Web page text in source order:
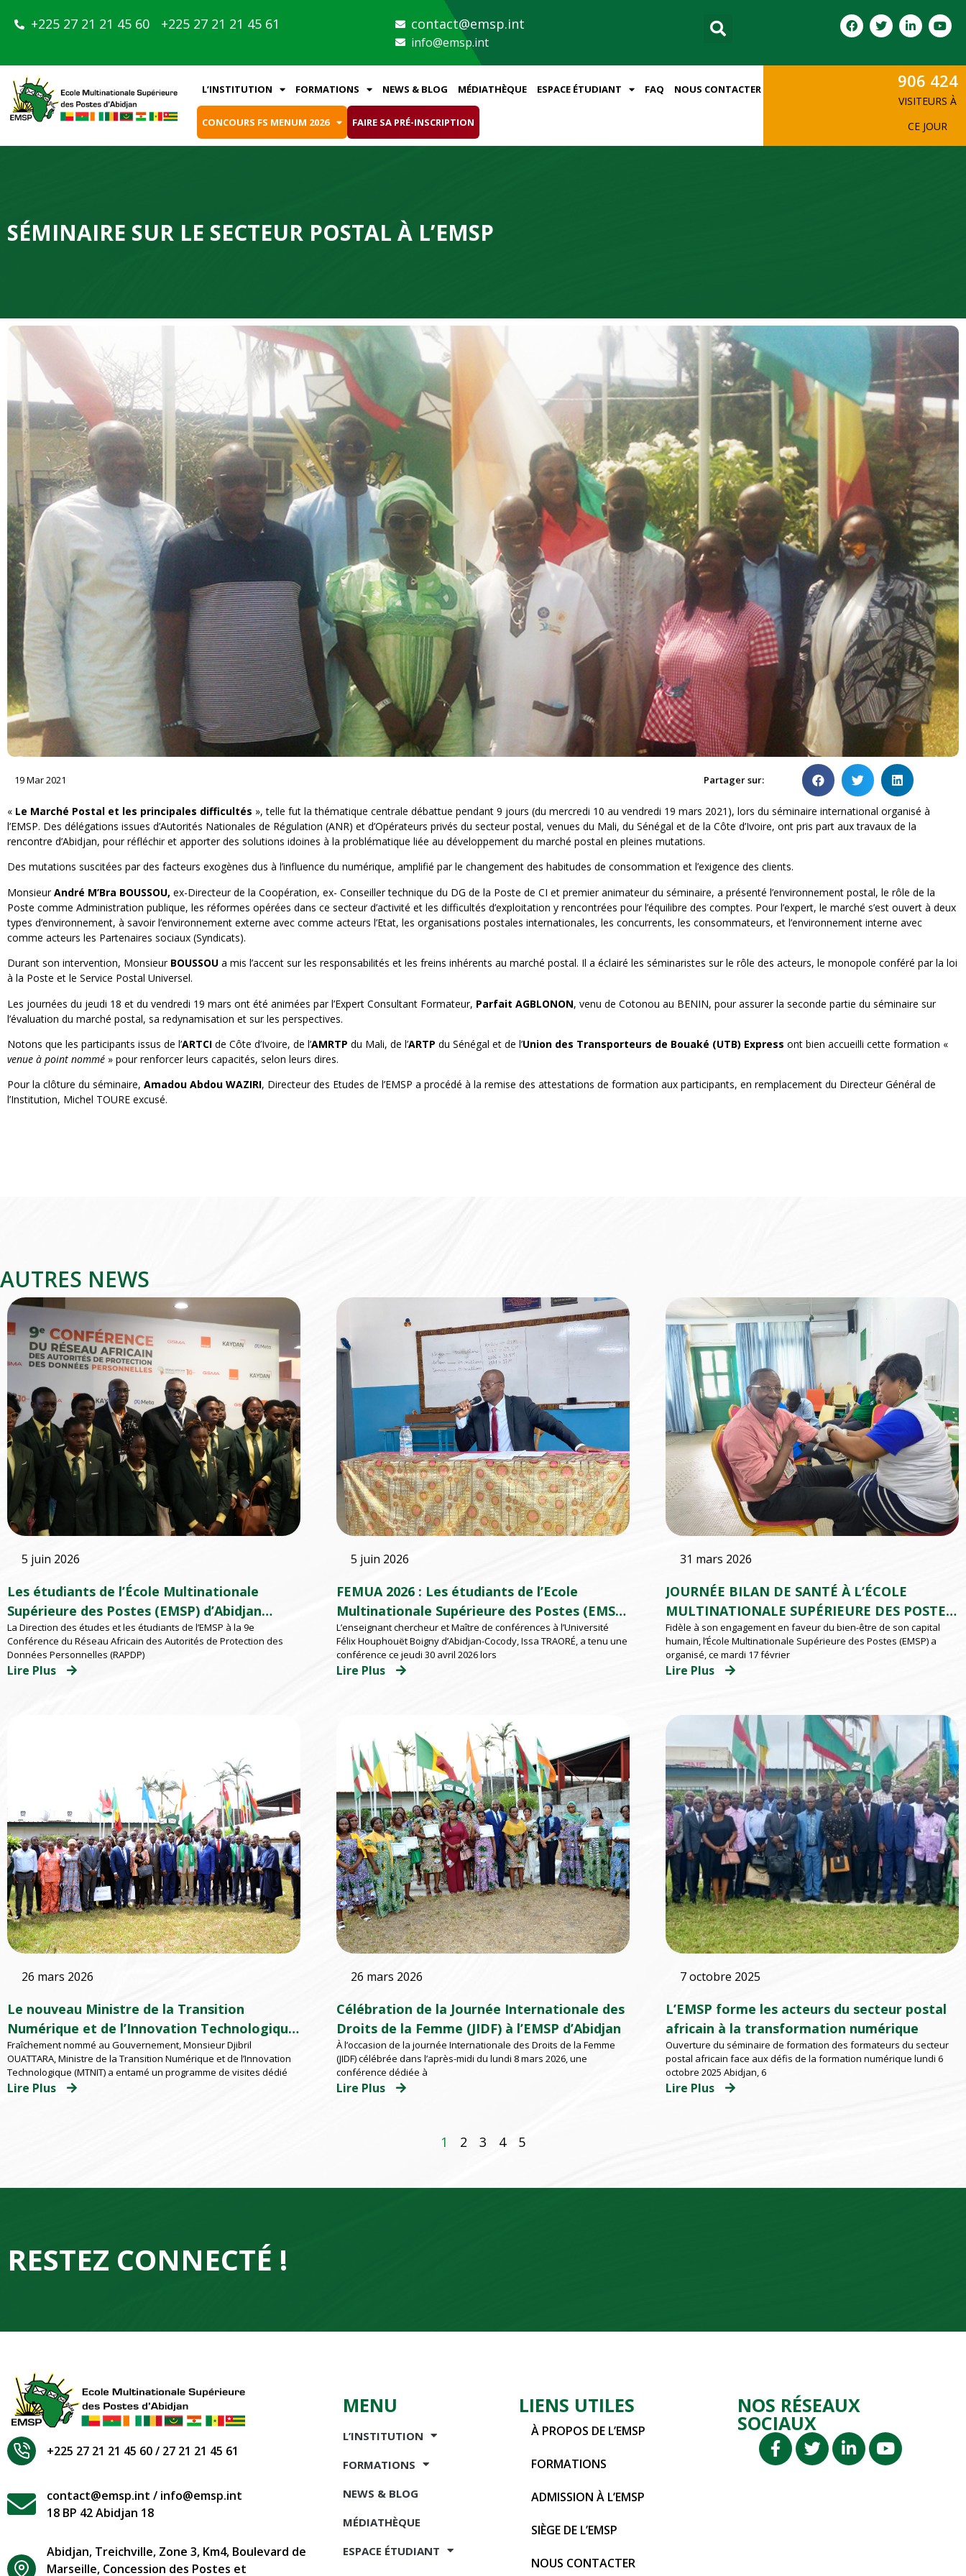
+225 27 21 21 45 60 +225 27 21 21 45 61 contact@emsp.int
info@emsp.int
L’INSTITUTION FORMATIONS NEWS & BLOG MÉDIATHÈQUE ESPACE ÉTUDIANT FAQ NOUS CONTACTER
CONCOURS FS MENUM 2026 FAIRE SA PRÉ-INSCRIPTION
906 424
VISITEURS À
CE JOUR
SÉMINAIRE SUR LE SECTEUR POSTAL À L’EMSP
19 Mar 2021 Partager sur:
« Le Marché Postal et les principales difficultés », telle fut la thématique centrale débattue pendant 9 jours (du mercredi 10 au vendredi 19 mars 2021), lors du séminaire international organisé à
l’EMSP. Des délégations issues d’Autorités Nationales de Régulation (ANR) et d’Opérateurs privés du secteur postal, venues du Mali, du Sénégal et de la Côte d’Ivoire, ont pris part aux travaux de la
rencontre d’Abidjan, pour réfléchir et apporter des solutions idoines à la problématique liée au développement du marché postal en pleines mutations.
Des mutations suscitées par des facteurs exogènes dus à l’influence du numérique, amplifié par le changement des habitudes de consommation et l’exigence des clients.
MonsieurAndré M’Bra BOUSSOU, ex-Directeur de la Coopération, ex- Conseiller technique du DG de la Poste de CI et premier animateur du séminaire, a présenté l’environnement postal, le rôle de la
Poste comme Administration publique, les réformes opérées dans ce secteur d’activité et les difficultés d’exploitation y rencontrées pour l’équilibre des comptes. Pour l’expert, le marché s’est ouvert à deux
types d’environnement, à savoir l’environnement externe avec comme acteurs l’Etat, les organisations postales internationales, les concurrents, les consommateurs, et l’environnement interne avec
comme acteurs les Partenaires sociaux (Syndicats).
Durant son intervention, Monsieur BOUSSOU a mis l’accent sur les responsabilités et les freins inhérents au marché postal. Il a éclairé les séminaristes sur le rôle des acteurs, le monopole conféré par la loi
à la Poste et le Service Postal Universel.
Les journées du jeudi 18 et du vendredi 19 mars ont été animées par l’Expert Consultant Formateur, Parfait AGBLONON, venu de Cotonou au BENIN, pour assurer la seconde partie du séminaire sur
l’évaluation du marché postal, sa redynamisation et sur les perspectives.
Notons que les participants issus de l’ARTCI de Côte d’Ivoire, de l’AMRTP du Mali, de l’ARTP du Sénégal et de l’Union des Transporteurs de Bouaké (UTB) Express ont bien accueilli cette formation «
venue à point nommé » pour renforcer leurs capacités, selon leurs dires.
Pour la clôture du séminaire, Amadou Abdou WAZIRI, Directeur des Etudes de l’EMSP a procédé à la remise des attestations de formation aux participants, en remplacement du Directeur Général de
l’Institution, Michel TOURE excusé.
AUTRES NEWS
5 juin 2026
Les étudiants de l’École Multinationale
Supérieure des Postes (EMSP) d’Abidjan
participent à la 9e Conférence du au RAPDP
2026 organisé par l’ARTCI
La Direction des études et les étudiants de l’EMSP à la 9e
Conférence du Réseau Africain des Autorités de Protection des
Données Personnelles (RAPDP)
Lire Plus
5 juin 2026
FEMUA 2026 : Les étudiants de l’Ecole
Multinationale Supérieure des Postes (EMSP)
d’Abidjan répondent présents
L’enseignant chercheur et Maître de conférences à l’Université
Félix Houphouët Boigny d’Abidjan-Cocody, Issa TRAORÉ, a tenu une
conférence ce jeudi 30 avril 2026 lors
Lire Plus
31 mars 2026
JOURNÉE BILAN DE SANTÉ À L’ÉCOLE
MULTINATIONALE SUPÉRIEURE DES POSTES
(EMSP) D’ABIDJAN
Fidèle à son engagement en faveur du bien-être de son capital
humain, l’École Multinationale Supérieure des Postes (EMSP) a
organisé, ce mardi 17 février
Lire Plus
26 mars 2026
Le nouveau Ministre de la Transition
Numérique et de l’Innovation Technologique
à l’EMSP
Fraîchement nommé au Gouvernement, Monsieur Djibril
OUATTARA, Ministre de la Transition Numérique et de l’Innovation
Technologique (MTNIT) a entamé un programme de visites dédié
Lire Plus
26 mars 2026
Célébration de la Journée Internationale des
Droits de la Femme (JIDF) à l’EMSP d’Abidjan
À l’occasion de la journée Internationale des Droits de la Femme
(JIDF) célébrée dans l’après-midi du lundi 8 mars 2026, une
conférence dédiée à
Lire Plus
7 octobre 2025
L’EMSP forme les acteurs du secteur postal
africain à la transformation numérique
Ouverture du séminaire de formation des formateurs du secteur
postal africain face aux défis de la formation numérique lundi 6
octobre 2025 Abidjan, 6
Lire Plus
1 2 3 4 5
RESTEZ CONNECTÉ !
+225 27 21 21 45 60 / 27 21 21 45 61
contact@emsp.int / info@emsp.int
18 BP 42 Abidjan 18
Abidjan, Treichville, Zone 3, Km4, Boulevard de
Marseille, Concession des Postes et
MENU
L’INSTITUTION
FORMATIONS
NEWS & BLOG
MÉDIATHÈQUE
ESPACE ÉTUDIANT
LIENS UTILES
À PROPOS DE L’EMSP
FORMATIONS
ADMISSION À L’EMSP
SIÈGE DE L’EMSP
NOUS CONTACTER
NOS RÉSEAUX
SOCIAUX